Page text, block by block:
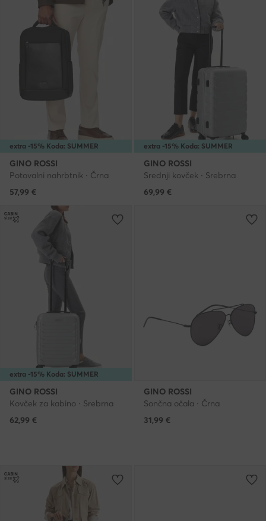
extra -15% Koda: SUMMER
GINO ROSSI
Potovalni nahrbtnik · Črna
57,99 €
extra -15% Koda: SUMMER
GINO ROSSI
Srednji kovček · Srebrna
69,99 €
extra -15% Koda: SUMMER
GINO ROSSI
Kovček za kabino · Srebrna
62,99 €
GINO ROSSI
Sončna očala · Črna
31,99 €